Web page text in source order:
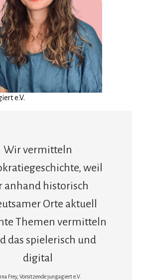
e.V.
Wir vermitteln
weil
anhand historisch
Orte aktuell
Themen vermitteln
das spielerisch und
digital
Frey, Vorsitzende jungagiert e.V.